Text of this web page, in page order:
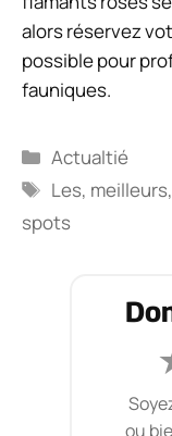
alors réservez
possible pour
fauniques.
Catégories
Actualtié
Étiquettes
Les, meilleurs,
spots
ou